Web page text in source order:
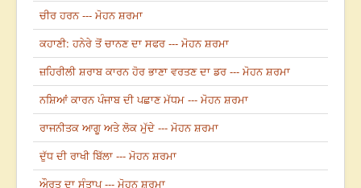
ਚੀਰ ਹਰਨ --- ਮੋਹਨ ਸ਼ਰਮਾ
ਕਹਾਣੀ: ਹਨੇਰੇ ਤੋਂ ਚਾਨਣ ਦਾ ਸਫਰ --- ਮੋਹਨ ਸ਼ਰਮਾ
ਜ਼ਹਿਰੀਲੀ ਸ਼ਰਾਬ ਕਾਰਨ ਹੋਰ ਭਾਣਾ ਵਰਤਣ ਦਾ ਡਰ --- ਮੋਹਨ ਸ਼ਰਮਾ
ਨਸ਼ਿਆਂ ਕਾਰਨ ਪੰਜਾਬ ਦੀ ਪਛਾਣ ਮੱਧਮ --- ਮੋਹਨ ਸ਼ਰਮਾ
ਰਾਜਨੀਤਕ ਆਗੂ ਅਤੇ ਲੋਕ ਮੁੱਦੇ --- ਮੋਹਨ ਸ਼ਰਮਾ
ਦੁੱਧ ਦੀ ਰਾਖੀ ਬਿੱਲਾ --- ਮੋਹਨ ਸ਼ਰਮਾ
ਔਰਤ ਦਾ ਸੰਤਾਪ --- ਮੋਹਨ ਸ਼ਰਮਾ